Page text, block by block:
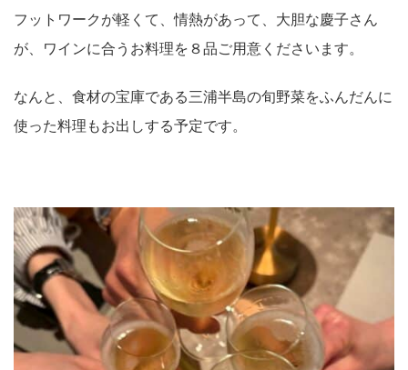
フットワークが軽くて、情熱があって、大胆な慶子さん
が、ワインに合うお料理を８品ご用意くださいます。
なんと、食材の宝庫である三浦半島の旬野菜をふんだんに
使った料理もお出しする予定です。